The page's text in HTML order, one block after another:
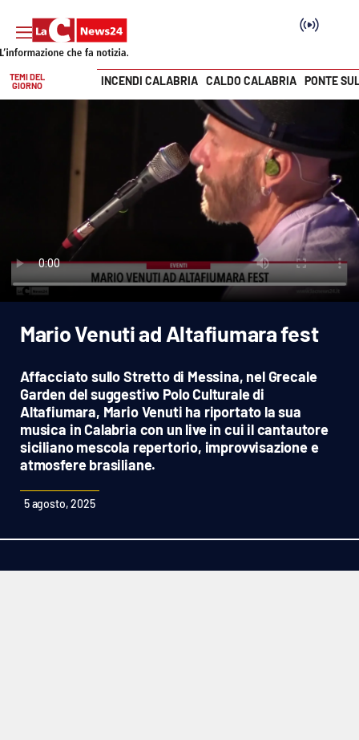
Cronaca
Attualità
Economia e lavoro
Italia Mondo
Sanità
Sport
Cultura
Podcast
Meteo
Editoriali
Vai
TEMI DEL
GIORNO
INCENDI CALABRIA CALDO CALABRIA PONTE
Mario Venuti ad Altafiumara fest
Affacciato sullo Stretto di Messina, nel Grecale
Garden del suggestivo Polo Culturale di
Altafiumara, Mario Venuti ha riportato la sua
musica in Calabria con un live in cui il cantautore
siciliano mescola repertorio, improvvisazione e
atmosfere brasiliane.
5 agosto, 2025